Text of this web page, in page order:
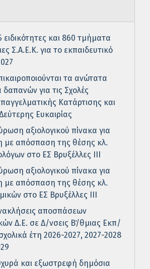
και 860 τμήματα
Σ.Α.Ε.Κ. για το εκπαιδευτικό
τα ανώτατα
δαπανών για τις Σχολές
Κατάρτισης και
Ευκαιρίας
αξιολογικού πίνακα για
με απόσπαση της θέσης κλ.
στο ΕΣ Βρυξέλλες ΙΙΙ
αξιολογικού πίνακα για
με απόσπαση της θέσης κλ.
στο ΕΣ Βρυξέλλες ΙΙΙ
αποσπάσεων
Δ.Ε. σε Δ/νσεις Β΄/θμιας Εκπ/
έτη 2026-2027, 2027-2028
και εξωστρεφή δημόσια